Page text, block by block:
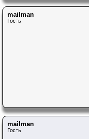
mailman
Гость
mailman
Гость